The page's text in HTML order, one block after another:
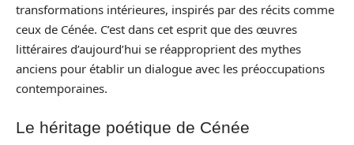
transformations intérieures, inspirés par des récits comme
ceux de Cénée. C’est dans cet esprit que des œuvres
littéraires d’aujourd’hui se réapproprient des mythes
anciens pour établir un dialogue avec les préoccupations
contemporaines.
Le héritage poétique de Cénée